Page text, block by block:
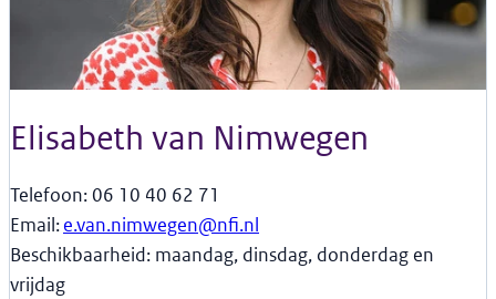
Elisabeth van Nimwegen
Telefoon: 06 10 40 62 71
Email:e.van.nimwegen@nfi.nl
Beschikbaarheid: maandag, dinsdag, donderdag en
vrijdag